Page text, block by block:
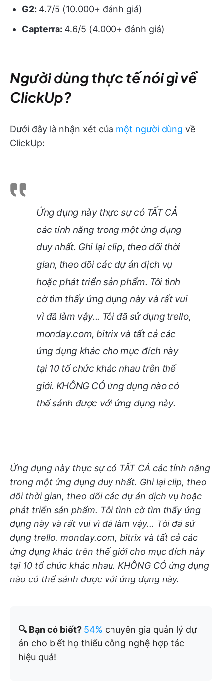
G2: 4.7/5 (10.000+ đánh giá)
Capterra: 4.6/5 (4.000+ đánh giá)
Người dùng thực tế nói gì về
ClickUp?
Dưới đây là nhận xét của một người dùng về
ClickUp:
Ứng dụng này thực sự có TẤT CẢ
các tính năng trong một ứng dụng
duy nhất. Ghi lại clip, theo dõi thời
gian, theo dõi các dự án dịch vụ
hoặc phát triển sản phẩm. Tôi tình
cờ tìm thấy ứng dụng này và rất vui
vì đã làm vậy... Tôi đã sử dụng trello,
monday.com, bitrix và tất cả các
ứng dụng khác cho mục đích này
tại 10 tổ chức khác nhau trên thế
giới. KHÔNG CÓ ứng dụng nào có
thể sánh được với ứng dụng này.
Ứng dụng này thực sự có TẤT CẢ các tính năng
trong một ứng dụng duy nhất. Ghi lại clip, theo
dõi thời gian, theo dõi các dự án dịch vụ hoặc
phát triển sản phẩm. Tôi tình cờ tìm thấy ứng
dụng này và rất vui vì đã làm vậy... Tôi đã sử
dụng trello, monday.com, bitrix và tất cả các
ứng dụng khác trên thế giới cho mục đích này
tại 10 tổ chức khác nhau. KHÔNG CÓ ứng dụng
nào có thể sánh được với ứng dụng này.
🔍 Bạn có biết? 54% chuyên gia quản lý dự
án cho biết họ thiếu công nghệ hợp tác
hiệu quả!